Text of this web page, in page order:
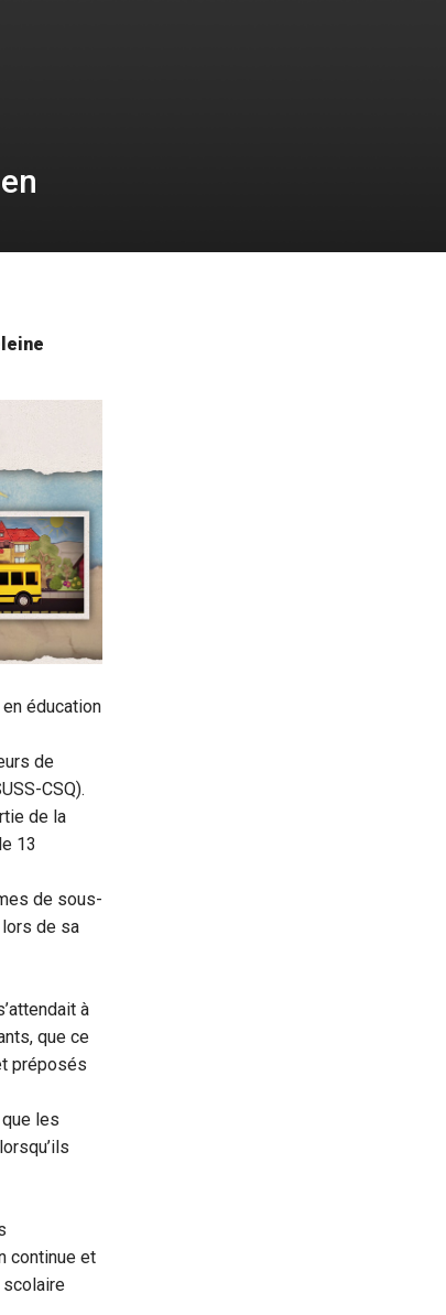
éducation
de
CSQ).
de la
13
de sous-
de sa
à
que ce
préposés
les
continue et
scolaire